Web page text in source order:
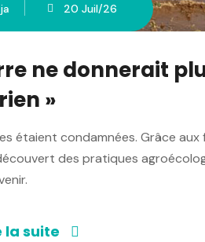
20 Juil/26
ne donnerait
rien »
étaient condamnées. Grâce
des pratiques
la suite